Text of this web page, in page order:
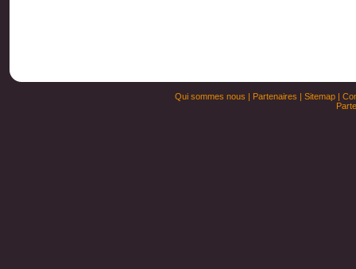
Qui sommes nous | Partenaires | Sitemap|